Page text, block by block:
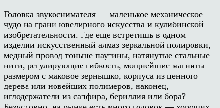
Головка звукоснимателя — маленькое механическое
чудо на грани ювелирного искусства и кулибинской
изобретательности. Где еще встретишь в одном
изделии искусственный алмаз зеркальной полировки,
медный провод тоньше паутины, натянутые стальные
нити, регулирующие гибкость, мощнейшие магниты
размером с маковое зернышко, корпуса из ценного
дерева или новейших полимеров, наконец,
иглодержатели из сапфира, бериллия или бора?